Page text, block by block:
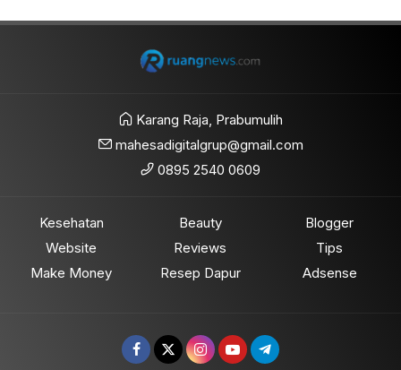
Karang Raja, Prabumulih
mahesadigitalgrup@gmail.com
0895 2540 0609
Kesehatan
Website
Make Money
Beauty
Reviews
Resep Dapur
Blogger
Tips
Adsense